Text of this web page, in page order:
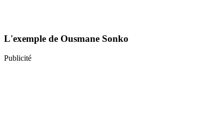
L'exemple de Ousmane Sonko
Publicité